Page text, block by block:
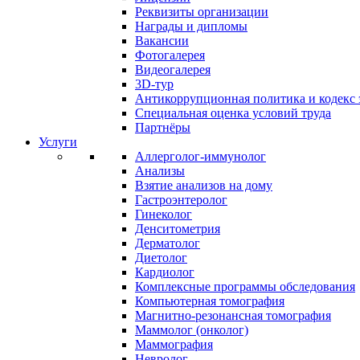
Реквизиты организации
Награды и дипломы
Вакансии
Фотогалерея
Видеогалерея
3D-тур
Антикоррупционная политика и кодекс
Специальная оценка условий труда
Партнёры
Услуги
Аллерголог-иммунолог
Анализы
Взятие анализов на дому
Гастроэнтеролог
Гинеколог
Денситометрия
Дерматолог
Диетолог
Кардиолог
Комплексные программы обследования
Компьютерная томография
Магнитно-резонансная томография
Маммолог (онколог)
Маммография